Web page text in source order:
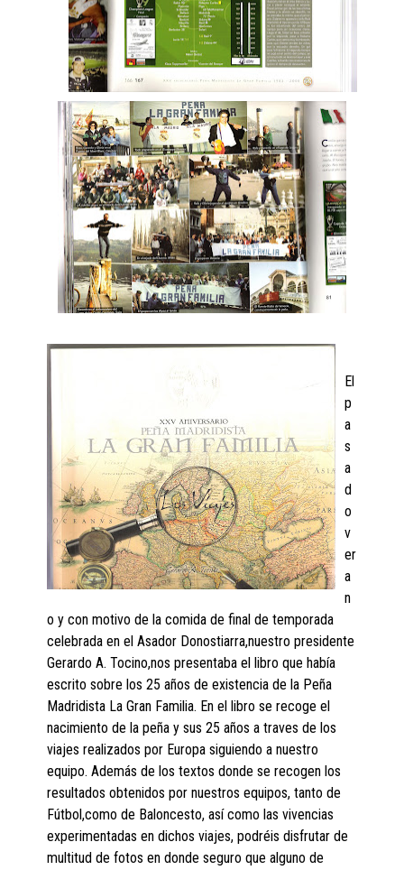
El
p
a
s
a
d
o
v
er
a
n
o y con motivo de la comida de final de temporada
celebrada en el Asador Donostiarra,nuestro presidente
Gerardo A. Tocino,nos presentaba el libro que había
escrito sobre los 25 años de existencia de la Peña
Madridista La Gran Familia. En el libro se recoge el
nacimiento de la peña y sus 25 años a traves de los
viajes realizados por Europa siguiendo a nuestro
equipo. Además de los textos donde se recogen los
resultados obtenidos por nuestros equipos, tanto de
Fútbol,como de Baloncesto, así como las vivencias
experimentadas en dichos viajes, podréis disfrutar de
multitud de fotos en donde seguro que alguno de